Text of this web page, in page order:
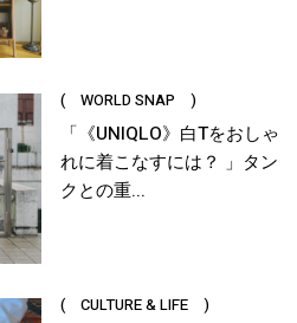
( WORLD SNAP )
「《UNIQLO》白Tをおしゃ
れに着こなすには？ 」タン
クとの重...
( CULTURE & LIFE )